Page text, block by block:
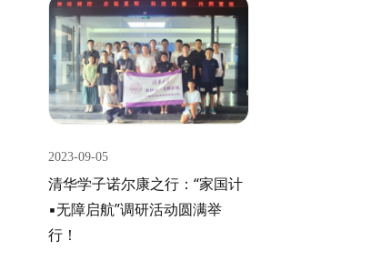
2023-09-05
清华学子诺尔康之行：“家国计
▪无障启航”调研活动圆满举
行！